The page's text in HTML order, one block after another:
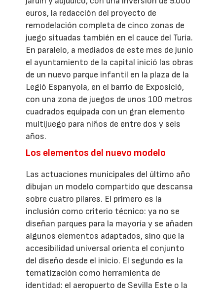
euros, la redacción del proyecto de
remodelación completa de cinco zonas de
juego situadas también en el cauce del Turia.
En paralelo, a mediados de este mes de junio
el ayuntamiento de la capital inició las obras
de un nuevo parque infantil en la plaza de la
Legió Espanyola, en el barrio de Exposició,
con una zona de juegos de unos 100 metros
cuadrados equipada con un gran elemento
multijuego para niños de entre dos y seis
años.
Los elementos del nuevo modelo
Las actuaciones municipales del último año
dibujan un modelo compartido que descansa
sobre cuatro pilares. El primero es la
inclusión como criterio técnico: ya no se
diseñan parques para la mayoría y se añaden
algunos elementos adaptados, sino que la
accesibilidad universal orienta el conjunto
del diseño desde el inicio. El segundo es la
tematización como herramienta de
identidad: el aeropuerto de Sevilla Este o la